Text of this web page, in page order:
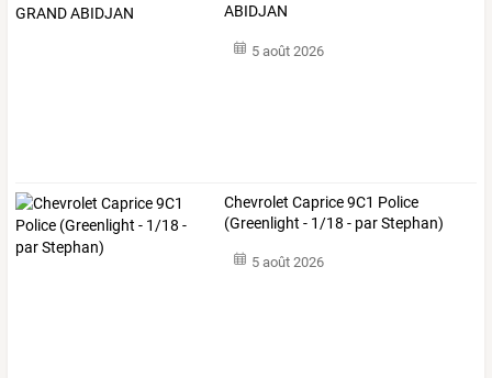
ABIDJAN
5 août 2026
Chevrolet Caprice 9C1 Police
(Greenlight - 1/18 - par Stephan) ​
5 août 2026